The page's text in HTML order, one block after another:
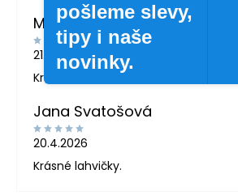
MARTINA LONDINOVÁ
21.5.2026
Krásné zboží
Jana Svatošová
20.4.2026
Krásné lahvičky.
pošleme slevy,
tipy i naše
novinky.